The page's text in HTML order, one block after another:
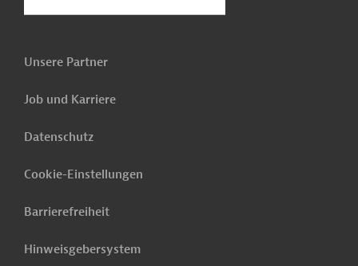
Unsere Partner
Job und Karriere
Datenschutz
Cookie-Einstellungen
Barrierefreiheit
Hinweisgebersystem